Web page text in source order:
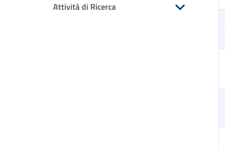
Attività di Ricerca